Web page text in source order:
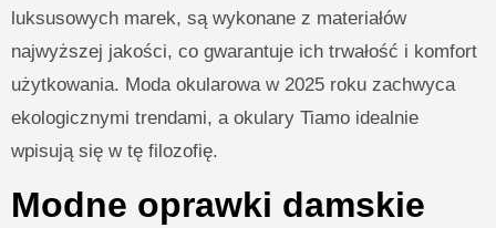
luksusowych marek, są wykonane z materiałów
najwyższej jakości, co gwarantuje ich trwałość i komfort
użytkowania. Moda okularowa w 2025 roku zachwyca
ekologicznymi trendami, a okulary Tiamo idealnie
wpisują się w tę filozofię.
Modne oprawki damskie